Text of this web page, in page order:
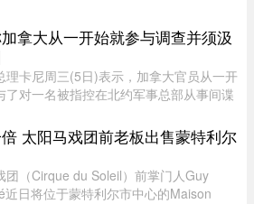
政法庭获得的文件，学校 ...
拿大从一开始就参与调查并须汲
理卡尼周三(5日)表示，加拿大官员从一开
了对一名被指控在北约军事总部从事间谍
表示加拿大应该从这类事件中汲取教训，
确表示加拿大正在 ...
太阳马戏团前老板出售蒙特利尔
团（Cirque du Soleil）前掌门人Guy
近日将位于蒙特利尔市中心的Maison